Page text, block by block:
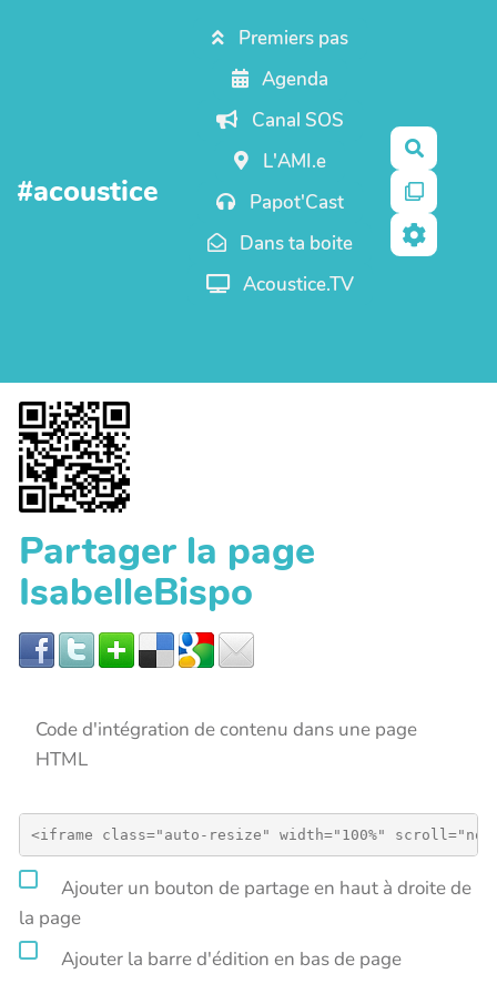
Aller au contenu principal
#acoustice
Premiers pas
Agenda
Canal SOS
L'AMI.e
Papot'Cast
Dans ta boite
Acoustice.TV
Partager la page
IsabelleBispo
Code d'intégration de contenu dans une page
HTML
Ajouter un bouton de partage en haut à droite de
la page
Ajouter la barre d'édition en bas de page